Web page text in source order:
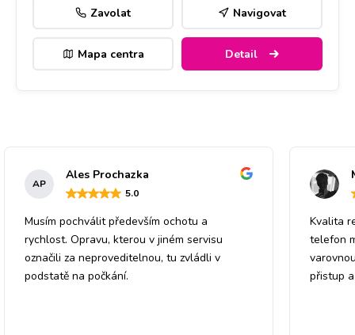
Zavolat Navigovat
Mapa centra Detail
AP
Ales Prochazka
5.0
Musím pochválit především ochotu a
rychlost. Opravu, kterou v jiném servisu
označili za neproveditelnou, tu zvládli v
podstatě na počkání.
Kvalita
telefon
přistup